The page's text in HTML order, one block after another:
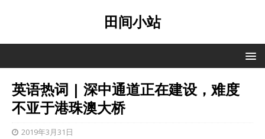
田间小站
英语热词 | 深中通道正在建设，难度
不亚于港珠澳大桥
2019年3月31日